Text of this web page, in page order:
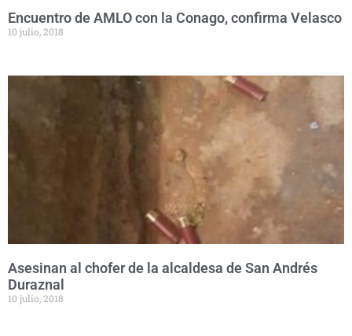
Encuentro de AMLO con la Conago, confirma Velasco
10 julio, 2018
Asesinan al chofer de la alcaldesa de San Andrés
Duraznal
10 julio, 2018